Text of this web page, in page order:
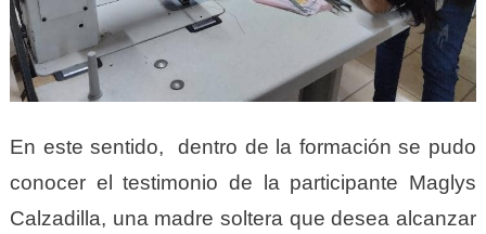
En este sentido, dentro de la formación se pudo
conocer el testimonio de la participante Maglys
Calzadilla, una madre soltera que desea alcanzar